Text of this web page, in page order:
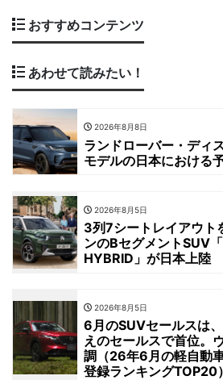
おすすめコンテンツ
あわせて読みたい！
2026年8月8日
ランドローバー・ディ
モデルの日本における
2026年8月5日
3列7シートレイアウト
ンのBセグメントSUV
HYBRID」が日本上陸
2026年8月5日
6月のSUVセールスは
えのセールスで首位。
調（26年6月の軽自動
登録ランキングTOP20）